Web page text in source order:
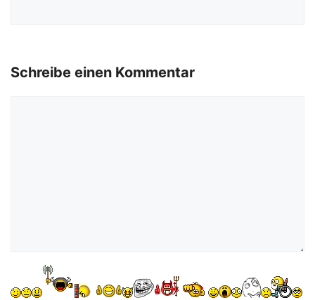
Schreibe einen Kommentar